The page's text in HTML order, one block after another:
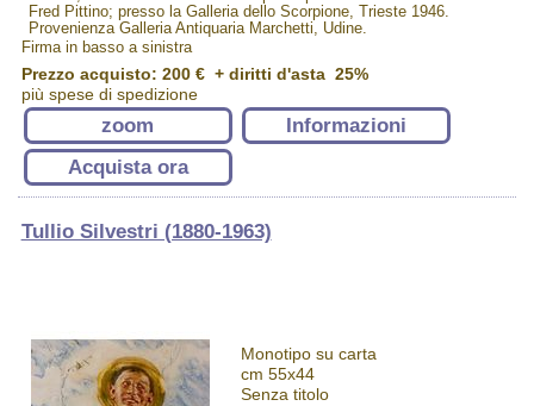
Fred Pittino; presso la Galleria dello Scorpione, Trieste 1946.
Provenienza Galleria Antiquaria Marchetti, Udine.
Firma in basso a sinistra
Prezzo acquisto: 200 €+ diritti d'asta 25%
più spese di spedizione
zoom
Informazioni
Acquista ora
Tullio Silvestri (1880-1963)
Monotipo su carta
cm 55x44
Senza titolo